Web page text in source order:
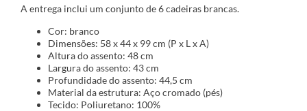
A entrega inclui um conjunto de 6 cadeiras brancas.
Cor: branco
Dimensões: 58 x 44 x 99 cm (P x L x A)
Altura do assento: 48 cm
Largura do assento: 43 cm
Profundidade do assento: 44,5 cm
Material da estrutura: Aço cromado (pés)
Tecido: Poliuretano: 100%